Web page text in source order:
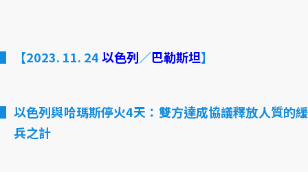
【2023. 11. 24以色列／巴勒斯坦】
以色列與哈瑪斯停火4天：雙方達成協議釋放人質的緩
兵之計